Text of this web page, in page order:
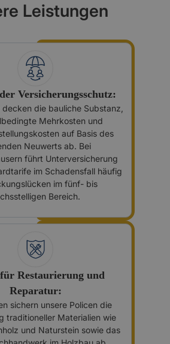
Leistungen
Versicherungsschutz:
decken die bauliche Substanz,
Mehrkosten und
auf Basis des
Neuwerts ab. Bei
führt Unterversicherung
im Schadensfall häufig
im fünf- bis
Bereich.
Restaurierung und
Reparatur:
sichern unsere Policen die
traditioneller Materialien wie
und Naturstein sowie das